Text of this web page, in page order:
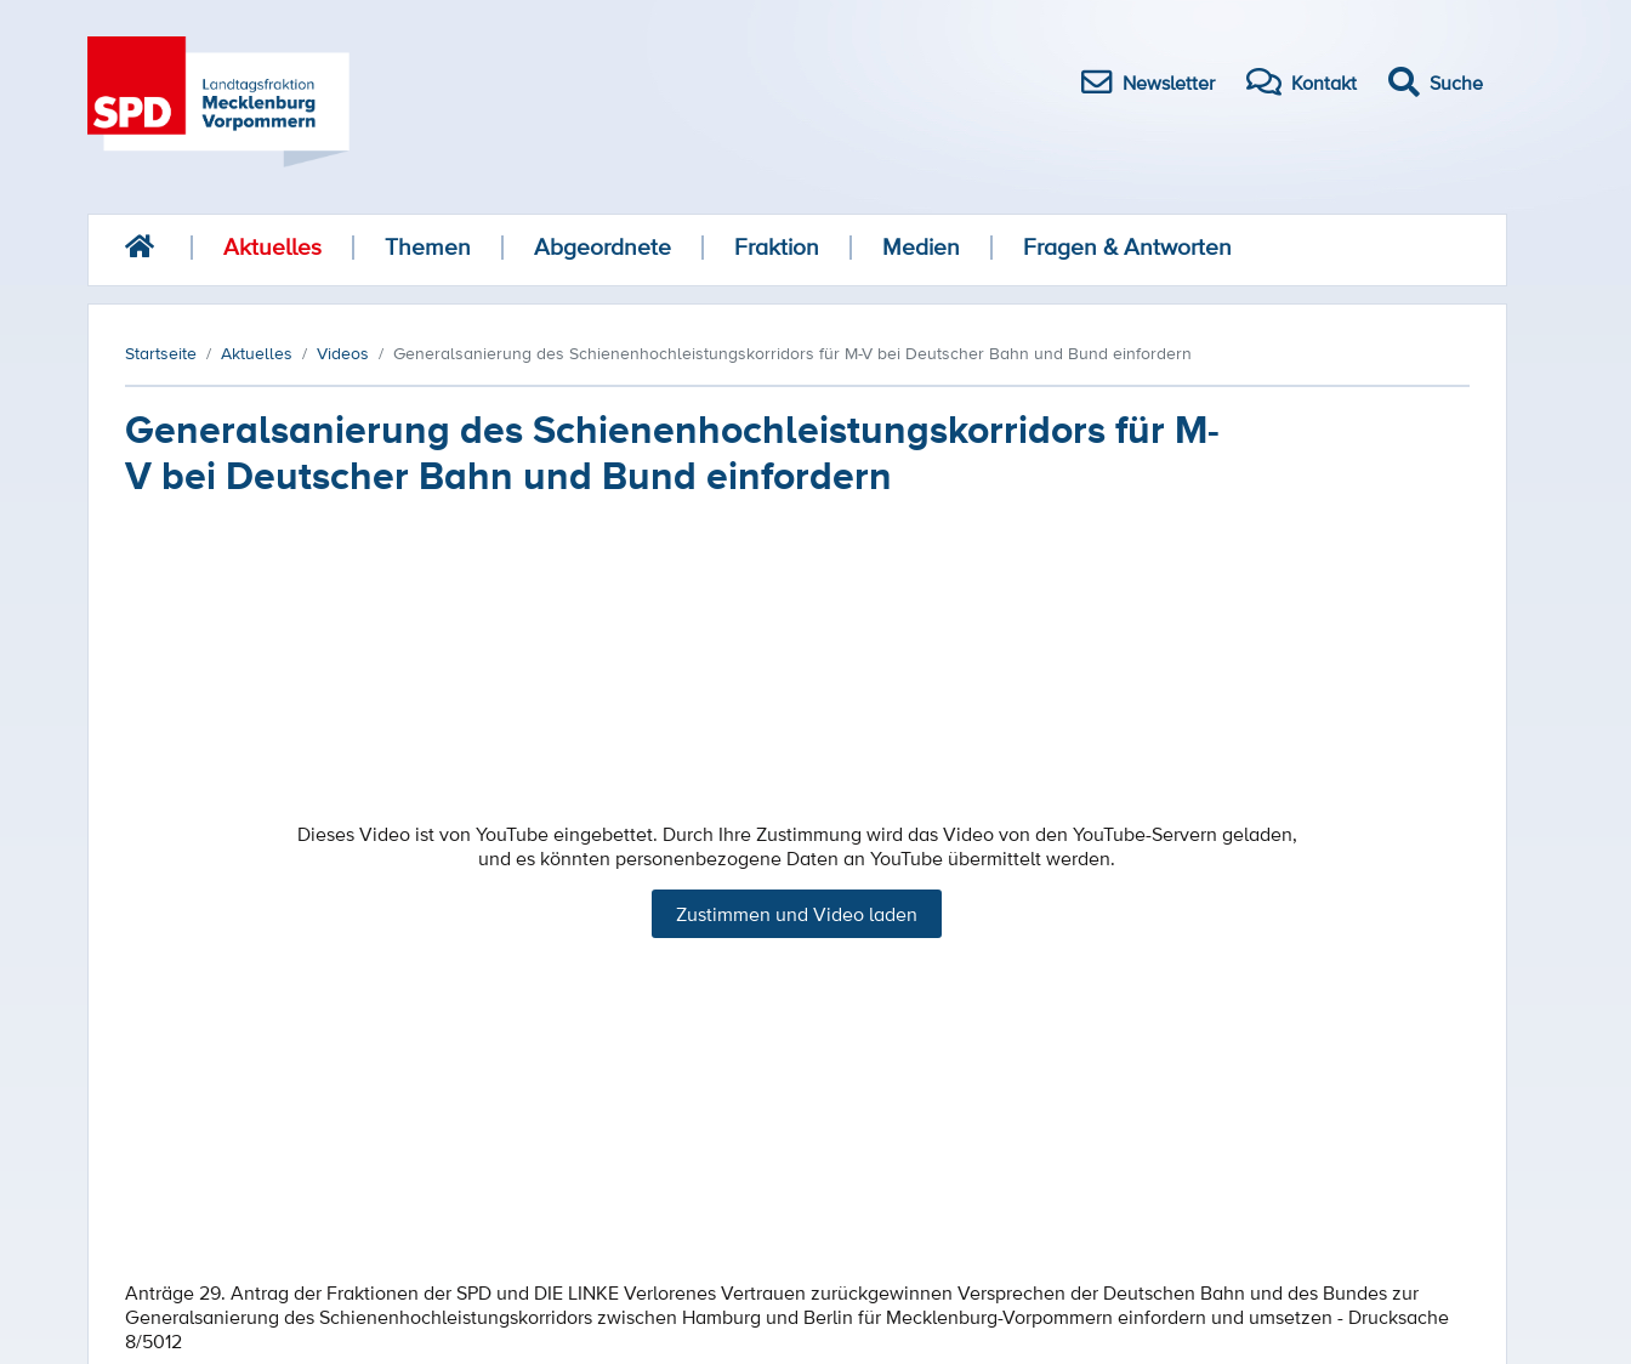
Newsletter Kontakt Suche
Aktuelles Themen Abgeordnete Fraktion Medien Fragen & Antworten
Startseite Aktuelles Videos Generalsanierung des Schienenhochleistungskorridors für M-V bei Deutscher Bahn und Bund einfordern
Generalsanierung des Schienenhochleistungskorridors für M-
V bei Deutscher Bahn und Bund einfordern
Dieses Video ist von YouTube eingebettet. Durch Ihre Zustimmung wird das Video von den YouTube-Servern geladen,
und es könnten personenbezogene Daten an YouTube übermittelt werden.
Zustimmen und Video laden
Anträge 29. Antrag der Fraktionen der SPD und DIE LINKE Verlorenes Vertrauen zurückgewinnen Versprechen der Deutschen Bahn und des Bundes zur
Generalsanierung des Schienenhochleistungskorridors zwischen Hamburg und Berlin für Mecklenburg-Vorpommern einfordern und umsetzen - Drucksache
8/5012